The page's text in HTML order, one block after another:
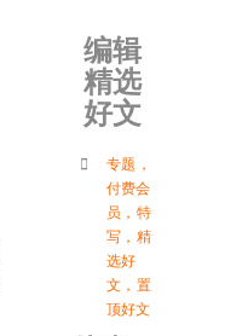
编辑
精选
好文
专题 ，
付费会
员 ， 特
写 ， 精
选好
文 ， 置
顶好文